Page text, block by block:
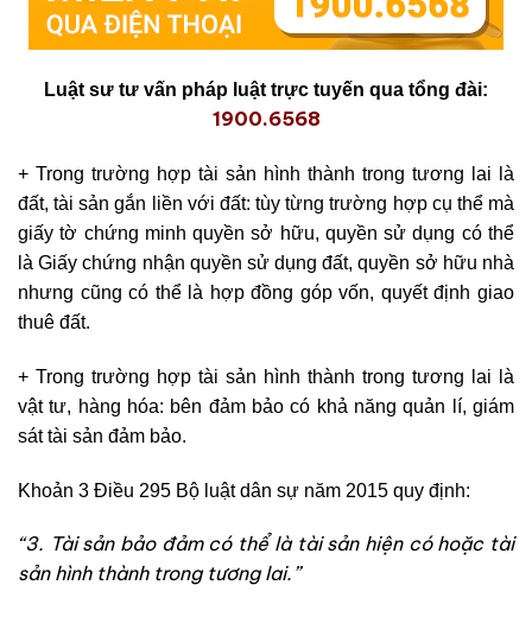
Luật sư tư vấn pháp luật trực tuyến qua tổng đài:
1900.6568
+ Trong trường hợp tài sản hình thành trong tương lai là
đất, tài sản gắn liền với đất: tùy từng trường hợp cụ thể mà
giấy tờ chứng minh quyền sở hữu, quyền sử dụng có thể
là Giấy chứng nhận quyền sử dụng đất, quyền sở hữu nhà
nhưng cũng có thể là hợp đồng góp vốn, quyết định giao
thuê đất.
+ Trong trường hợp tài sản hình thành trong tương lai là
vật tư, hàng hóa: bên đảm bảo có khả năng quản lí, giám
sát tài sản đảm bảo.
Khoản 3 Điều 295 Bộ luật dân sự năm 2015 quy định:
“3. Tài sản bảo đảm có thể là tài sản hiện có hoặc tài
sản hình thành trong tương lai.”